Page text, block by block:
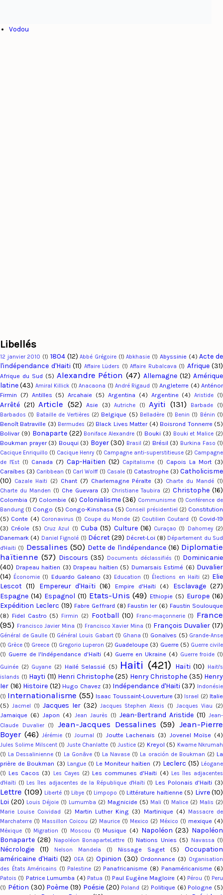
Vodou
Libellés
12 janvier 2010 (1) 1804 (12) Abbé Grégoire (1) Abkhasie (1) Abyssinie (4) Acte de
l'indépendance d'Haiti (11) Affaire Lüders (1) Affaire Rubalcava (1) Afrique (31)
Afrique du Sud (5) Alexandre Pétion (47) Allemagne (12) Amérique
latine (43) Amiral Killick (1) Anacaona (1) André Rigaud (1) Angleterre (4) Anténor
Firmin (7) Antilles (5) Arcahaie (5) Argentina (4) Argentine (4) Aristide (1)
Arrêté (21) Article (52) Asie (3) Autriche (1) Ayiti (131) Barbade
(1)
Barbados (1) Bataille de Vertières (2) Belgique (5) Belladère (1) Benin (1) Bénin (1)
Benoît Batraville (3) Bermudes (2) Black Lives Matter (4) Boisrond Tonnerre (5)
Bolivar (9) Bonaparte (22) Boniface Alexandre (1) Bouki (3) Bouki et Malice (2)
Boukman prayer (3) Bouqui (3) Boyer (30) Brasil (2) Brésil (3) Burkina Faso (1)
Cacique Enriquillo (1) Cacique Henry (1) Campagne anti-superstitieuse (2) Campagne
de l'Est (1) Canada (7) Cap-Haïtien (12) Capitalisme (1) Capois La Mort (3)
Caraïbes (3) Caribbean (1) Carl Wolff (1) Casale (1) Catastrophe (3) Catholicisme
(10)
Cazale Haiti (2) Chant (7) Charlemagne Péralte (3) Charte du Mandé (1)
Charte du Manden (1) Che Guevara (3) Christiane Taubira (2) Christophe (16)
Colombia (7) Colombie (6) Colonialisme (36) Communisme (1) Conférence de
Bandung (1) Congo (5) Congo-Kinshasa (5) Conseil présidentiel (2) Constitution
(5) Conte (4) Coronavirus (1) Coupe du Monde (2) Coutilien Coutard (1) Covid-19
(3) Créole (5) Cruz Azul (1) Cuba (15) Culture (16) Curaçao (1) Dahomey (2)
Danemark (4) Daniel Fignolé (1) Décret(29) Décret-Loi (8) Département du Sud
d'Haiti (1) Dessalines (50) Dette de l'indépendance (16) Diplomatie
haïtienne (57) Discours (35) Documents déclassifiés (1) Dominicanie
(40) Drapeau haitien (3) Drapeau haïtien (5) Dumarsais Estimé (6) Duvalier
(14) Économie (1) Eduardo Galeano (3) Education (1) Élections en Haïti (2) Elie
Lescot (11) Empereur d'Haïti (16) Empire d'Haïti (4) Esclavage (27)
Espagne (14) Espagnol (11) Etats-Unis (49) Ethiopie (5) Europe (16)
Expédition Leclerc (19) Fabre Geffrard (8) Faustin Ier (6) Faustin Soulouque
(8) Fidel Castro (5) Firmin (2) Football (10) Franc-maçonnerie (1)
France
(95) Francisco Javier Mina (1) Francisco Xavier Mina (1) François Duvalier (17)
Général de Gaulle (1) Général Louis Gabart (1) Ghana (1) Gonaïves (5) Grande-Anse
(1) Grèce (1) Greece (1) Gregorio Luperon (2) Guadeloupe (3) Guerre (5) Guerre civile
(1) Guerre de l'Indépendance d'Haïti (4) Guerre en Ukraine (4) Guerre froide (1)
Guinée (2) Guyane (2) Hailé Selassié (5) Haiti (421) Haïti (10)
Haiti's
islands (1) Hayti (11) Henri Christophe (25) Henry Christophe (35) Henry
Ier (16) Histoire (12) Hugo Chavez (3) Indépendance d'Haiti (37) Indonésie
(1) Internationalisme (55) Isaac Toussaint-Louverture (3) Israel (2) Italie
(5) Jacmel (1) Jacques Ier (32) Jacques Stephen Alexis (1) Jacques Viau (2)
Jamaique (6) Japon (4) Jean Jaurès (1) Jean-Bertrand Aristide (11) Jean-
Claude Duvalier
(1) Jean-Jacques Dessalines (59) Jean-Pierre
Boyer (46) Jérémie (1) Journal (1) Joutte Lachenais (3) Jovenel Moïse (4)
Jules Solime Milscent (1) Juste Chanlatte (1) Justice (2) Kreyol (5) Kwame Nkrumah
(1) La Dessalinienne (1) La Gonâve (1) La Navase (1) La oración de Boukman (2) La
prière de Boukman (3) Langue (1) Le Moniteur haïtien (7) Leclerc (15) Léogane
(1) Les Cacos (3) Les Cayes (2) Les communes d'Haiti (4) Les îles adjacentes
d'Haïti (1) Les îles adjacentes de la République d'Haïti (1) Les Polonais d'Haiti (3)
Lettre (109) Liberté (1) Libye (1) Limpopo (1) Littérature haïtienne (5) Livre (10)
Loi (20) Louis Déjoie (1) Lumumba (2) Magnicide (5) Mali (1) Malice (2) Malis (2)
Marie Louise Coividad
(2) Martin Luther King (3) Martinique (4)
Massacre de
Marchaterre (1) Massillon Coicou (2) Maurice (1) Mexico (2) México (1) mexique (4)
Méxique (1) Migration (1) Moscou (1) Musique (4) Napoléon (23) Napoléon
Bonaparte (28) Napoléon BonaparteLettre (1) Nations Unies (5) Navassa (1)
Nécrologie (11) Nelson Mandela (1) Nissage Saget (5)
Occupation
américaine d'Haiti (12) OEA (2) Opinion (30) Ordonnance (3) Organisation
des États Américains (1) Palestine (2) Panafricanisme (8) Panaméricanisme (6)
Patois (1) Patrice Lumumba (4) Patua (1) Paul Eugène Magloire (4) Pérou (1) Peru
(1) Pétion (30) Poème (19) Poésie (20) Poland (2) Politique (6) Pologne (5)